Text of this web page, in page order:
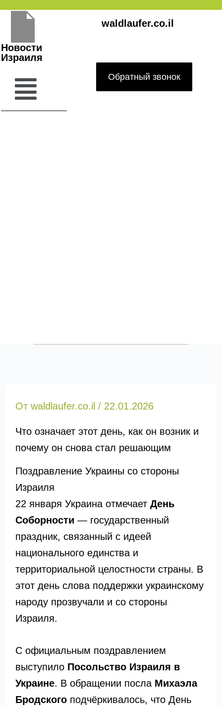
Перейти
содержимому
waldlaufer.co.il
Новости
Израиля
Обратный звонок
От waldlaufer.co.il / 22.01.2026
Что означает этот день, как он возник и
почему он снова стал решающим
Поздравление Украины со стороны
Израиля
22 января Украина отмечает День
Соборности — государственный
праздник, связанный с идеей
национального единства и
территориальной целостности страны. В
этот день слова поддержки украинскому
народу прозвучали и со стороны
Израиля.
С официальным поздравлением
выступило Посольство Израиля в
Украине. В обращении посла Михаэла
Бродскогоподчёркивалось, что День